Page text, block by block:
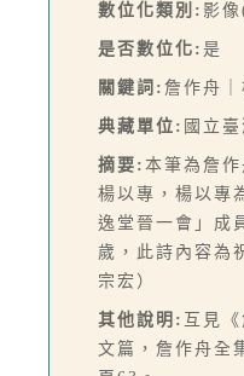
數位化類別: 影
是否數位化: 是
關鍵詞: 詹作舟
典藏單位: 國立
摘要: 本筆為詹
楊以專，楊以專
逸堂晉一會」成
歲，此詩內容為
宗宏）
其他說明: 互見
文篇，詹作舟全